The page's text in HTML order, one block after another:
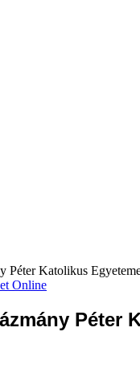
Péter Katolikus
Online
Péter